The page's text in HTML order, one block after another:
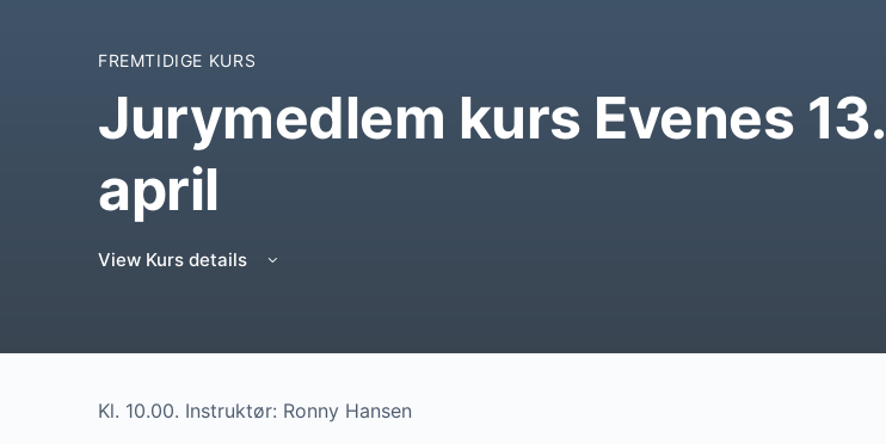
FREMTIDIGE KURS
Jurymedlem kurs Evenes 13.
april
View Kurs details
Kl. 10.00. Instruktør: Ronny Hansen